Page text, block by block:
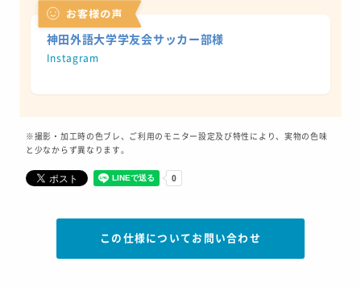
神田外語大学学友会サッカー部様
Instagram
※撮影・加工時の色ブレ、ご利用のモニター設定及び特性により、実物の色味
と少なからず異なります。
この仕様についてお問い合わせ